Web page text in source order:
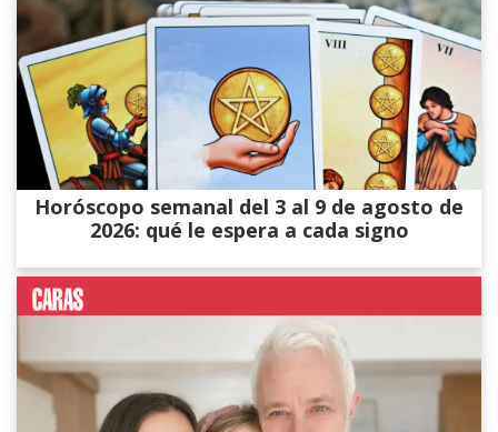
Horóscopo semanal del 3 al 9 de agosto de
2026: qué le espera a cada signo